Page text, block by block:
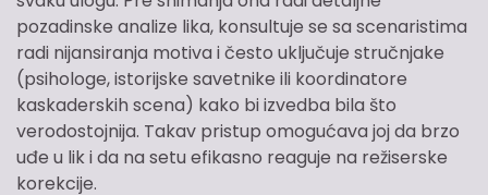
pozadinske analize lika, konsultuje se sa scenaristima
radi nijansiranja motiva i često uključuje stručnjake
(psihologe, istorijske savetnike ili koordinatore
kaskaderskih scena) kako bi izvedba bila što
verodostojnija. Takav pristup omogućava joj da brzo
uđe u lik i da na setu efikasno reaguje na režiserske
korekcije.